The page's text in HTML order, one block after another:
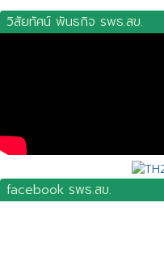
วิสัยทัศน์ พันธกิจ รพธ.สข.
facebook รพธ.สข.